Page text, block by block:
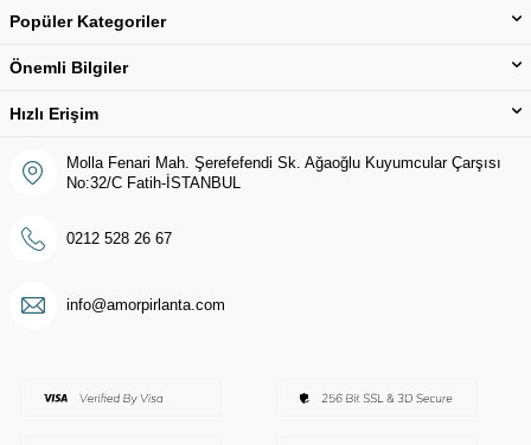
Popüler Kategoriler
Önemli Bilgiler
Hızlı Erişim
Molla Fenari Mah. Şerefefendi Sk. Ağaoğlu Kuyumcular Çarşısı
No:32/C Fatih-İSTANBUL
0212 528 26 67
info@amorpirlanta.com